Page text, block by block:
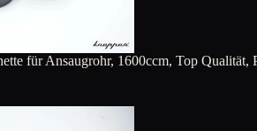
für Ansaugrohr, 1600ccm, Top Qualität,